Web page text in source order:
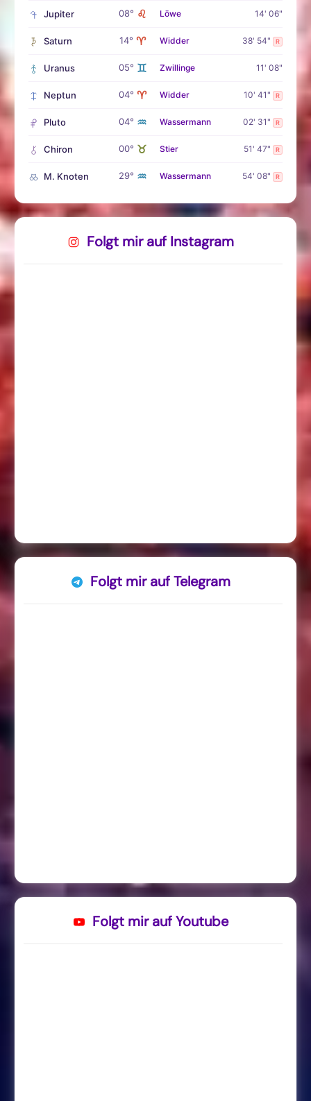
Jupiter 08° ♌ Löwe 14' 06"
Saturn 14° ♈ Widder 38' 54" R
Uranus 05° ♊ Zwillinge 11' 08"
Neptun 04° ♈ Widder 10' 41" R
Pluto 04° ♒ Wassermann 02' 31" R
Chiron 00° ♉ Stier 51' 47" R
M. Knoten 29° ♒ Wassermann 54' 08" R
Folgt mir auf Instagram
Folgt mir auf Telegram
Folgt mir auf Youtube